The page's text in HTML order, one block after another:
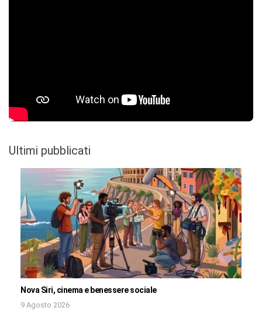
Ultimi pubblicati
Nova Siri, cinema e benessere sociale
9 Agosto 2026